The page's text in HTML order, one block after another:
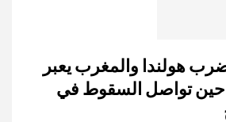
هولندا والمغرب يعبر
تواصل السقوط في